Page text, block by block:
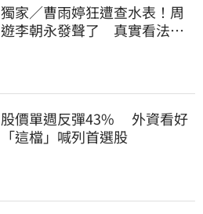
獨家／曹雨婷狂遭查水表！周
遊李朝永發聲了 真實看法曝
股價單週反彈43% 外資看好
「這檔」喊列首選股